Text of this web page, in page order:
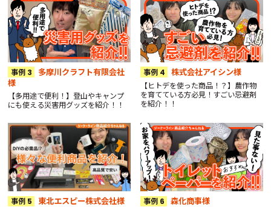
事例
多摩川クラフト有限会社
様
【多用途で便利！】登山やキャンプ
にも使える災害用グッズを紹介！！
事例 株式会社アイシン様
【ヒトデを使った商品！？】農作物
を育てている方必見！すごい忌避剤
を紹介！！
事例 東北エスピー株式会社様 事例 森化商事様